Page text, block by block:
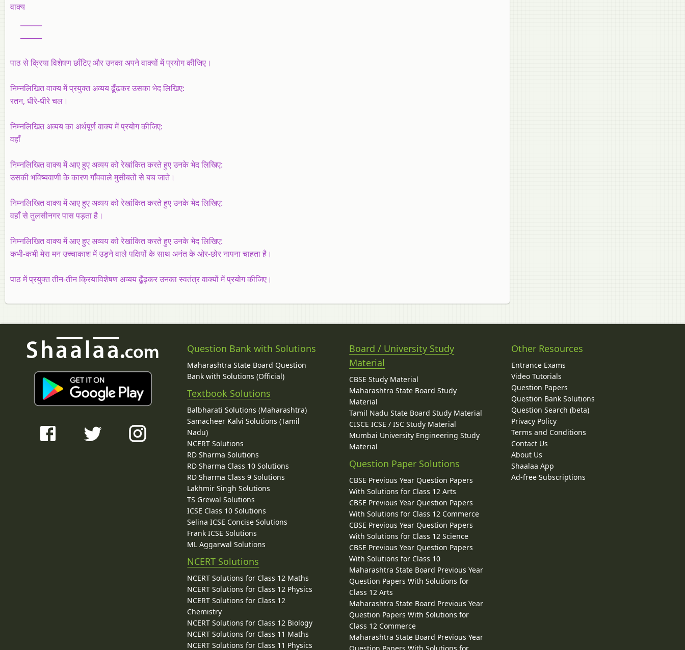
वाक्‍य
पाठ से क्रिया विशेषण छाँटिए और उनका अपने वाक्यों में प्रयोग कीजिए।
निम्नलिखित वाक्य में प्रयुक्त अव्यय ढूँढ़कर उसका भेद लिखिए:
रतन, धीरे-धीरे चल।
निम्नलिखित अव्यय का अर्थपूर्ण वाक्य में प्रयोग कीजिए:
वहाँ
निम्‍नलिखित वाक्‍य में आए हुए अव्यय को रेखांकित करते हुए उनके भेद लिखिए:
उसकी भविष्‍यवाणी के कारण गाँववाले मुसीबतों से बच जाते।
निम्‍नलिखित वाक्‍य में आए हुए अव्यय को रेखांकित करते हुए उनके भेद लिखिए:
वहाँ से तुलसीनगर पास पड़ता है।
निम्‍नलिखित वाक्‍य में आए हुए अव्यय को रेखांकित करते हुए उनके भेद लिखिए:
कभी-कभी मेरा मन उच्चाकाश में उड़ने वाले पक्षियों के साथ अनंत के ओर-छोर नापना चाहता है।
पाठ में प्रयुक्त तीन-तीन क्रियाविशेषण अव्यय ढूँढ़कर उनका स्वतंत्र वाक्यों में प्रयोग कीजिए।
Question Bank with Solutions
Maharashtra State Board Question
Bank with Solutions (Official)
Textbook Solutions
Balbharati Solutions (Maharashtra)
Samacheer Kalvi Solutions (Tamil
Nadu)
NCERT Solutions
RD Sharma Solutions
RD Sharma Class 10 Solutions
RD Sharma Class 9 Solutions
Lakhmir Singh Solutions
TS Grewal Solutions
ICSE Class 10 Solutions
Selina ICSE Concise Solutions
Frank ICSE Solutions
ML Aggarwal Solutions
NCERT Solutions
NCERT Solutions for Class 12 Maths
NCERT Solutions for Class 12 Physics
NCERT Solutions for Class 12
Chemistry
NCERT Solutions for Class 12 Biology
NCERT Solutions for Class 11 Maths
NCERT Solutions for Class 11 Physics
Board / University Study
Material
CBSE Study Material
Maharashtra State Board Study
Material
Tamil Nadu State Board Study Material
CISCE ICSE / ISC Study Material
Mumbai University Engineering Study
Material
Question Paper Solutions
CBSE Previous Year Question Papers
With Solutions for Class 12 Arts
CBSE Previous Year Question Papers
With Solutions for Class 12 Commerce
CBSE Previous Year Question Papers
With Solutions for Class 12 Science
CBSE Previous Year Question Papers
With Solutions for Class 10
Maharashtra State Board Previous Year
Question Papers With Solutions for
Class 12 Arts
Maharashtra State Board Previous Year
Question Papers With Solutions for
Class 12 Commerce
Maharashtra State Board Previous Year
Other Resources
Entrance Exams
Video Tutorials
Question Papers
Question Bank Solutions
Question Search (beta)
Privacy Policy
Terms and Conditions
Contact Us
About Us
Shaalaa App
Ad-free Subscriptions